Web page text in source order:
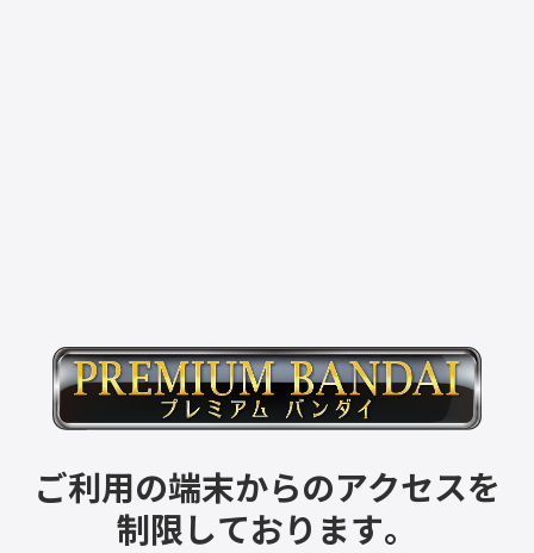
ご利用の端末からのアクセスを
制限しております。